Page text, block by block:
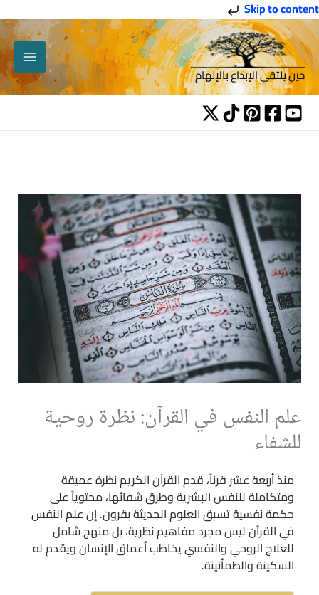
Skip to content
تخطي
إلى
المحتوى
حين يلتقي الإبداع بالإلهام
علم النفس في القرآن: نظرة روحية
للشفاء
منذ أربعة عشر قرناً، قدم القرآن الكريم نظرة عميقة
ومتكاملة للنفس البشرية وطرق شفائها، محتوياً على
حكمة نفسية تسبق العلوم الحديثة بقرون. إن علم النفس
في القرآن ليس مجرد مفاهيم نظرية، بل منهج شامل
للعلاج الروحي والنفسي يخاطب أعماق الإنسان ويقدم له
السكينة والطمأنينة.